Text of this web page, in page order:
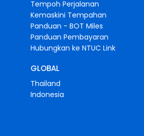
Tempoh Perjalanan
Kemaskini Tempahan
Panduan - BOT Miles
Panduan Pembayaran
Hubungkan ke NTUC Link
GLOBAL
Thailand
Indonesia